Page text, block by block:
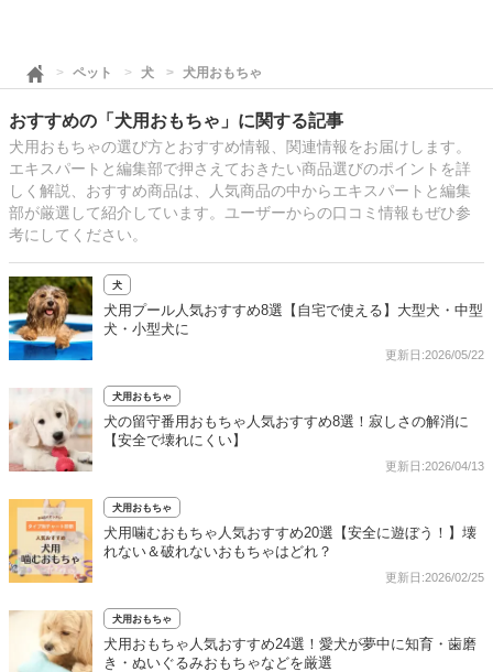
ペット 犬 犬用おもちゃ
おすすめの「犬用おもちゃ」に関する記事
犬用おもちゃの選び方とおすすめ情報、関連情報をお届けします。
エキスパートと編集部で押さえておきたい商品選びのポイントを詳
しく解説、おすすめ商品は、人気商品の中からエキスパートと編集
部が厳選して紹介しています。ユーザーからの口コミ情報もぜひ参
考にしてください。
犬
犬用プール人気おすすめ8選【自宅で使える】大型犬・中型
犬・小型犬に
更新日:2026/05/22
犬用おもちゃ
犬の留守番用おもちゃ人気おすすめ8選！寂しさの解消に
【安全で壊れにくい】
更新日:2026/04/13
犬用おもちゃ
犬用噛むおもちゃ人気おすすめ20選【安全に遊ぼう！】壊
れない＆破れないおもちゃはどれ？
更新日:2026/02/25
犬用おもちゃ
犬用おもちゃ人気おすすめ24選！愛犬が夢中に知育・歯磨
き・ぬいぐるみおもちゃなどを厳選